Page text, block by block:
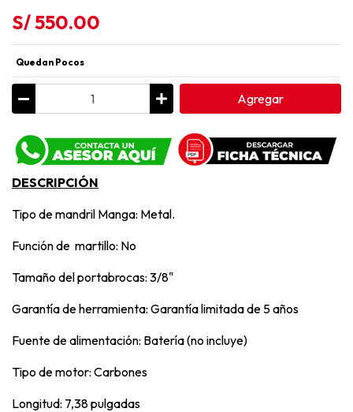
S/ 550.00
Quedan Pocos
Agregar
DESCRIPCIÓN
Tipo de mandril Manga: Metal.
Función de martillo: No
Tamaño del portabrocas: 3/8"
Garantía de herramienta: Garantía limitada de 5 años
Fuente de alimentación: Batería (no incluye)
Tipo de motor: Carbones
Longitud: 7,38 pulgadas